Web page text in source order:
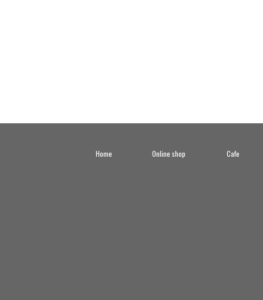
Home Online shop Cafe